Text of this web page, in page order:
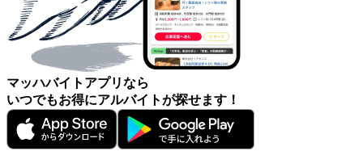
マッハバイトアプリなら
いつでもお得にアルバイトが探せます！